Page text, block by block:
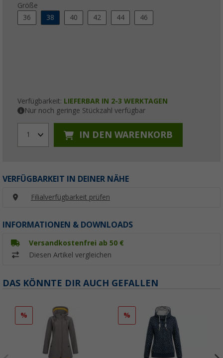
Größe
36
38 40 42 44 46
Verfügbarkeit: LIEFERBAR IN 2-3 WERKTAGEN
Nur noch geringe Stückzahl verfügbar
1 IN DEN WARENKORB
VERFÜGBARKEIT IN DEINER NÄHE
Filialverfügbarkeit prüfen
INFORMATIONEN & DOWNLOADS
Versandkostenfrei ab 50 €
Diesen Artikel vergleichen
DAS KÖNNTE DIR AUCH GEFALLEN
% %